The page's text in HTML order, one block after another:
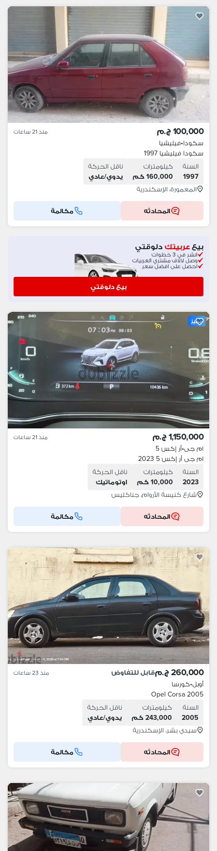
100,000 ج.م منذ 21 ساعات
سكودا•فيليشيا
سكودا فيليشيا 1997
السنة
1997
كيلومترات
160,000 كم
ناقل الحركة
يدوي/عادي
المعمورة، الإسكندرية
المحادثه مكالمة
بيععربيتك دلوقتي
انشر في 3 خطوات
وصل لالاف مشتري العربيات
احصل على افضل سعر
بيع دلوقتي
مميز
1,150,000 ج.م منذ 21 ساعات
ام جى•أر إكس 5
ام جى أر إكس 5 2023
السنة
2023
كيلومترات
10,000 كم
ناقل الحركة
اوتوماتيك
شارع كنيسة الأروام، جناكليس
المحادثه مكالمة
260,000 ج.م قابل للتفاوض منذ 23 ساعات
أوبل•كورسا
Opel Corsa 2005
السنة
2005
كيلومترات
243,000 كم
ناقل الحركة
يدوي/عادي
سيدي بشر، الإسكندرية
المحادثه مكالمة